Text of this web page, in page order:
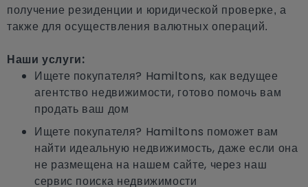
получение резиденции и юридической проверке, а
также для осуществления валютных операций.
Наши услуги:
Ищете покупателя? Hamiltons, как ведущее
агентство недвижимости, готово помочь вам
продать ваш дом
Ищете покупателя? Hamiltons поможет вам
найти идеальную недвижимость, даже если она
не размещена на нашем сайте, через наш
сервис поиска недвижимости